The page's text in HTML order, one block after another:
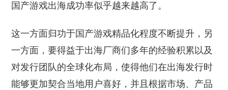
国产游戏出海成功率似乎越来越高了。
这一方面归功于国产游戏精品化程度不断提升，另
一方面，要得益于出海厂商们多年的经验积累以及
对发行团队的全球化布局，使得他们在出海发行时
能够更加契合当地用户喜好，并且根据市场、产品